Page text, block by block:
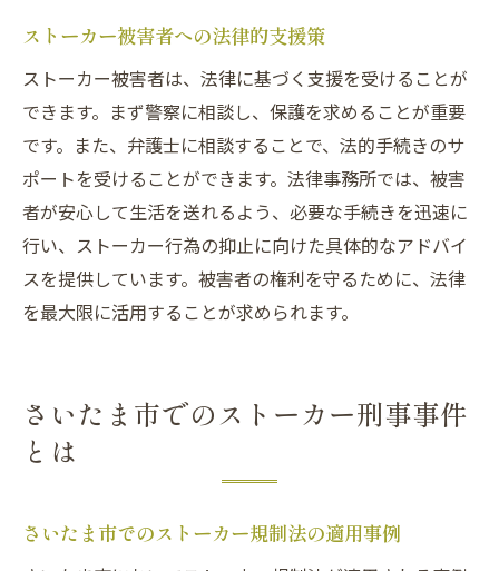
ストーカー規制法による刑事事件の流れ
刑事事件の流れとストーカー法の適用
法律に基づくストーカー事件の進行
ストーカー規制法事件のプロセスを解説
刑事事件化するストーカーの手順
ストーカー事件の法律的流れを追う
ストーカー被害者への法律的支援策
ストーカー被害者は、法律に基づく支援を受けることが
できます。まず警察に相談し、保護を求めることが重要
です。また、弁護士に相談することで、法的手続きのサ
ポートを受けることができます。法律事務所では、被害
者が安心して生活を送れるよう、必要な手続きを迅速に
行い、ストーカー行為の抑止に向けた具体的なアドバイ
スを提供しています。被害者の権利を守るために、法律
を最大限に活用することが求められます。
さいたま市でのストーカー刑事事件
とは
さいたま市でのストーカー規制法の適用事例